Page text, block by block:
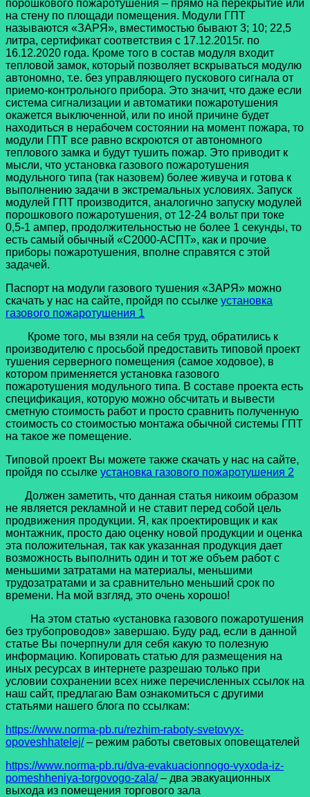
порошкового пожаротушения – прямо на перекрытие или
на стену по площади помещения. Модули ГПТ
называются «ЗАРЯ», вместимостью бывают 3; 10; 22,5
литра, сертификат соответствия с 17.12.2015г. по
16.12.2020 года. Кроме того в состав модуля входит
тепловой замок, который позволяет вскрываться модулю
автономно, т.е. без управляющего пускового сигнала от
приемо-контрольного прибора. Это значит, что даже если
система сигнализации и автоматики пожаротушения
окажется выключенной, или по иной причине будет
находиться в нерабочем состоянии на момент пожара, то
модули ГПТ все равно вскроются от автономного
теплового замка и будут тушить пожар. Это приводит к
мысли, что установка газового пожаротушения
модульного типа (так назовем) более живуча и готова к
выполнению задачи в экстремальных условиях. Запуск
модулей ГПТ производится, аналогично запуску модулей
порошкового пожаротушения, от 12-24 вольт при токе
0,5-1 ампер, продолжительностью не более 1 секунды, то
есть самый обычный «С2000-АСПТ», как и прочие
приборы пожаротушения, вполне справятся с этой
задачей.
Паспорт на модули газового тушения «ЗАРЯ» можно
скачать у нас на сайте, пройдя по ссылке установка
газового пожаротушения 1
Кроме того, мы взяли на себя труд, обратились к
производителю с просьбой предоставить типовой проект
тушения серверного помещения (самое ходовое), в
котором применяется установка газового
пожаротушения модульного типа. В составе проекта есть
спецификация, которую можно обсчитать и вывести
сметную стоимость работ и просто сравнить полученную
стоимость со стоимостью монтажа обычной системы ГПТ
на такое же помещение.
Типовой проект Вы можете также скачать у нас на сайте,
пройдя по ссылке установка газового пожаротушения 2
Должен заметить, что данная статья никоим образом
не является рекламной и не ставит перед собой цель
продвижения продукции. Я, как проектировщик и как
монтажник, просто даю оценку новой продукции и оценка
эта положительная, так как указанная продукция дает
возможность выполнить один и тот же объем работ с
меньшими затратами на материалы, меньшими
трудозатратами и за сравнительно меньший срок по
времени. На мой взгляд, это очень хорошо!
На этом статью «установка газового пожаротушения
без трубопроводов» завершаю. Буду рад, если в данной
статье Вы почерпнули для себя какую то полезную
информацию. Копировать статью для размещения на
иных ресурсах в интернете разрешаю только при
условии сохранении всех ниже перечисленных ссылок на
наш сайт, предлагаю Вам ознакомиться с другими
статьями нашего блога по ссылкам:
https://www.norma-pb.ru/rezhim-raboty-svetovyx-
opoveshhatelej/– режим работы световых оповещателей
https://www.norma-pb.ru/dva-evakuacionnogo-vyxoda-iz-
pomeshheniya-torgovogo-zala/– два эвакуационных
выхода из помещения торгового зала